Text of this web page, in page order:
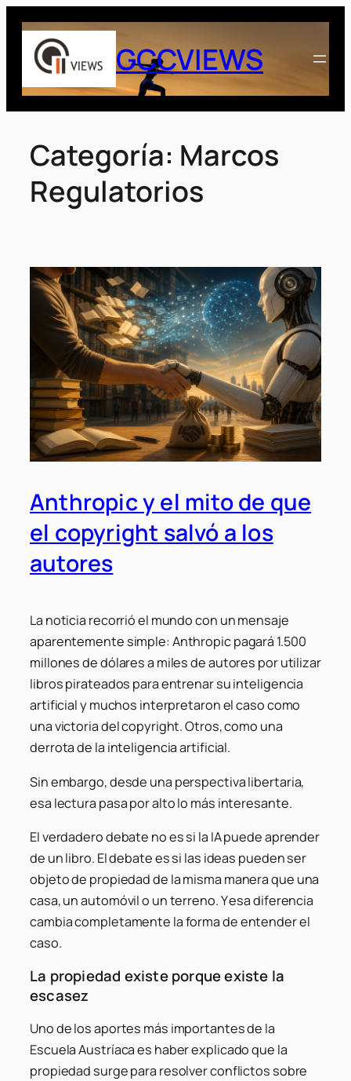
Saltar
contenido
GCCVIEWS
Categoría: Marcos
Regulatorios
Anthropic y el mito de que
el copyright salvó a los
autores
La noticia recorrió el mundo con un mensaje
aparentemente simple: Anthropic pagará 1.500
millones de dólares a miles de autores por utilizar
libros pirateados para entrenar su inteligencia
artificial y muchos interpretaron el caso como
una victoria del copyright. Otros, como una
derrota de la inteligencia artificial.
Sin embargo, desde una perspectiva libertaria,
esa lectura pasa por alto lo más interesante.
El verdadero debate no es si la IA puede aprender
de un libro. El debate es si las ideas pueden ser
objeto de propiedad de la misma manera que una
casa, un automóvil o un terreno. Y esa diferencia
cambia completamente la forma de entender el
caso.
La propiedad existe porque existe la
escasez
Uno de los aportes más importantes de la
Escuela Austríaca es haber explicado que la
propiedad surge para resolver conflictos sobre